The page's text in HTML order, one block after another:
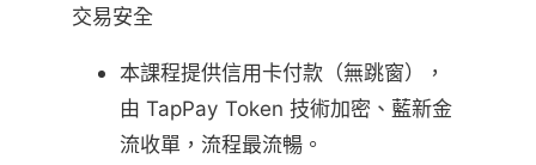
交易安全
本課程提供信用卡付款（無跳窗），
由 TapPay Token 技術加密、藍新金
流收單，流程最流暢。